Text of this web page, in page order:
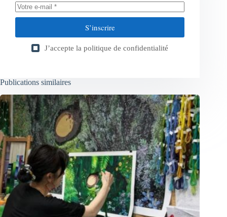
S’inscrire
J’accepte la politique de confidentialité
Publications similaires